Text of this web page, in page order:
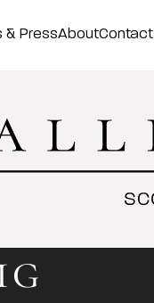
& PressAboutContact